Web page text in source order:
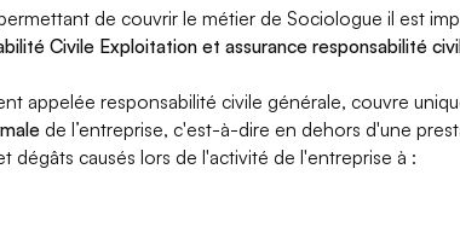
de couvrir le métier de Sociologue il est
Civile Exploitation et assurance responsabilité
appelée responsabilité civile générale, couvre
de l’entreprise, c'est-à-dire en dehors d'une
dégâts causés lors de l'activité de l'entreprise à :